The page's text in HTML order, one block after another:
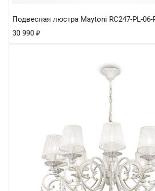
Подвесная люстра Maytoni RC247-PL-06-
30 990 ₽